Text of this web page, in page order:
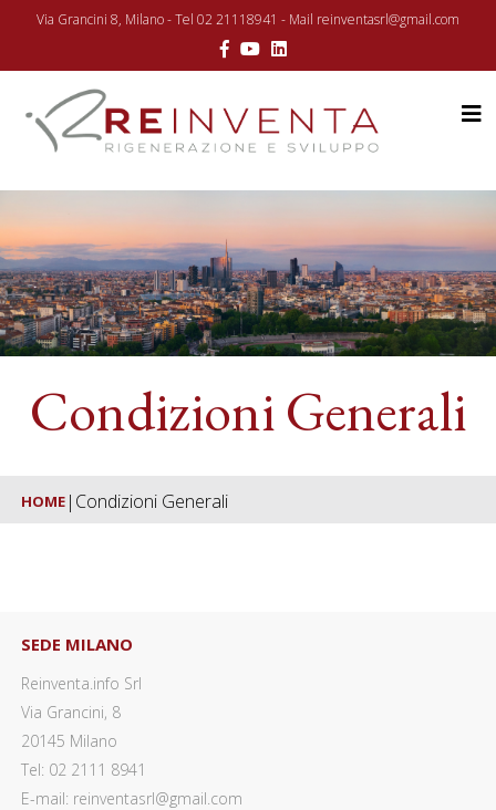
Via Grancini 8, Milano - Tel 02 21118941 - Mail reinventasrl@gmail.com
Condizioni Generali
HOME | Condizioni Generali
SEDE MILANO
Reinventa.info Srl
Via Grancini, 8
20145 Milano
Tel: 02 2111 8941
E-mail: reinventasrl@gmail.com